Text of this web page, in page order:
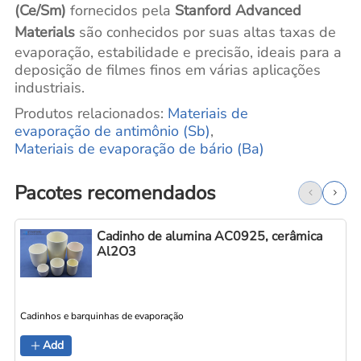
(Ce/Sm) fornecidos pela Stanford Advanced
Materials são conhecidos por suas altas taxas de
evaporação, estabilidade e precisão, ideais para a
deposição de filmes finos em várias aplicações
industriais.
Produtos relacionados: Materiais de
evaporação de antimônio (Sb),
Materiais de evaporação de bário (Ba)
Pacotes recomendados
Cadinho de alumina AC0925, cerâmica
Al2O3
Cadinhos e barquinhas de evaporação
Add